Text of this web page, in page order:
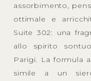
assorbimento,
ottimale e
Suite 302: una
allo spirito
Parigi. La formula
simile a un